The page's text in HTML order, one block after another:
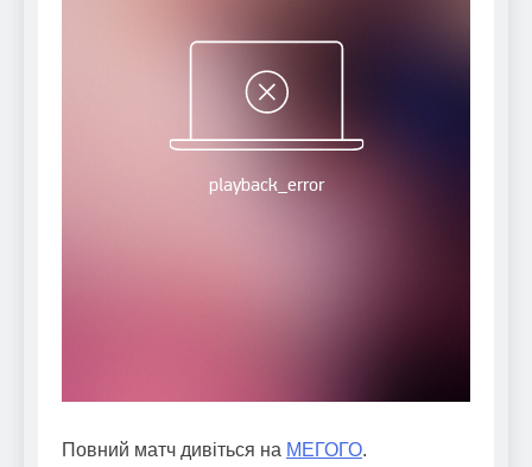
Повний матч дивіться на МЕГОГО.